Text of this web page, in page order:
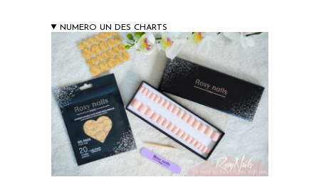
NUMERO UN DES CHARTS